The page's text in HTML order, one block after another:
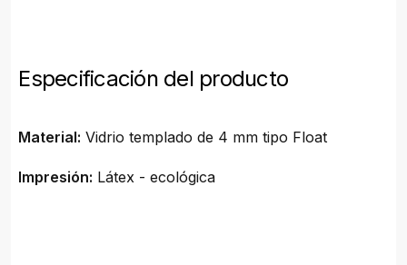
Especificación del producto
Material: Vidrio templado de 4 mm tipo Float
Impresión: Látex - ecológica